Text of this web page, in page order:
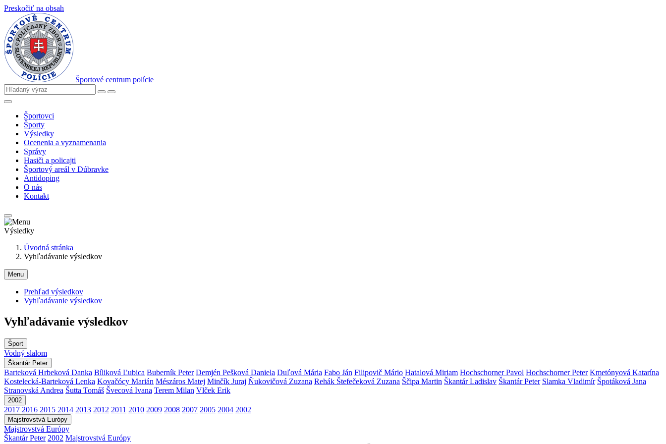
Preskočiť na obsah
Športové centrum polície
Športovci
Športy
Výsledky
Ocenenia a vyznamenania
Správy
Hasiči a policajti
Športový areál v Dúbravke
Antidoping
O nás
Kontakt
Výsledky
Úvodná stránka
Vyhľadávanie výsledkov
Menu
Prehľad výsledkov
Vyhľadávanie výsledkov
Vyhľadávanie výsledkov
Šport
Vodný slalom
Škantár Peter
Barteková Hrbeková Danka Bíliková Ľubica Buberník Peter Demjén Pešková Daniela Duľová Mária Fabo Ján Filipovič Mário Hatalová Miriam Hochschorner Pavol Hochschorner Peter Kmetónyová Katarína
Kostelecká-Barteková Lenka Kovačócy Marián Mészáros Matej Minčík Juraj Ňukovičová Zuzana Rehák Štefečeková Zuzana Ščipa Martin Škantár Ladislav Škantár Peter Slamka Vladimír Špotáková Jana
Stranovská Andrea Šutta Tomáš Švecová Ivana Terem Milan Vlček Erik
2002
2017 2016 2015 2014 2013 2012 2011 2010 2009 2008 2007 2005 2004 2002
Majstrovstvá Európy
Majstrovstvá Európy
Škantár Peter 2002 Majstrovstvá Európy